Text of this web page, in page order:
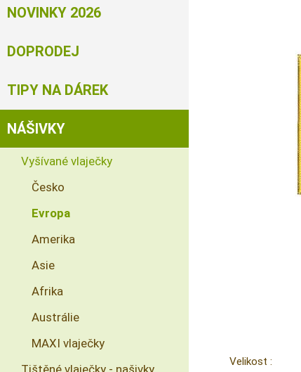
Velikost :
NOVINKY 2026
DOPRODEJ
TIPY NA DÁREK
NÁŠIVKY
Vyšívané vlaječky
Česko
Evropa
Amerika
Asie
Afrika
Austrálie
MAXI vlaječky
Tištěné vlaječky - našivky